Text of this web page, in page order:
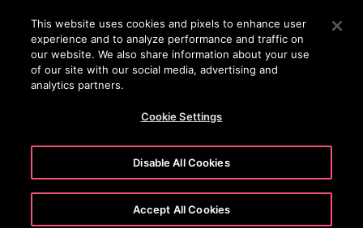
Press Enter to skip to Main Content
SEARCH
Roman Teichert
This website uses cookies and pixels to enhance user
experience and to analyze performance and traffic on
our website. We also share information about your use
of our site with our social media, advertising and
analytics partners.
Cookie Settings
Disable All Cookies
Accept All Cookies